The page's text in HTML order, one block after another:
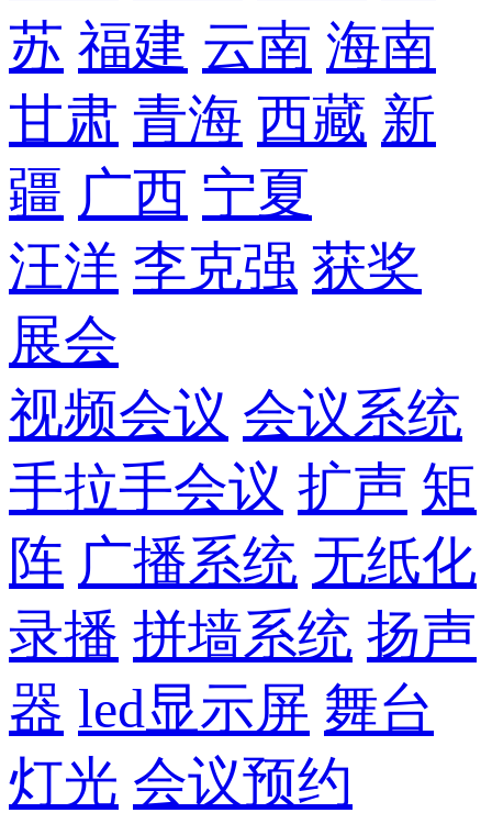
苏 福建 云南 海南
甘肃 青海 西藏 新
疆 广西 宁夏
汪洋 李克强 获奖
展会
视频会议 会议系统
手拉手会议 扩声 矩
阵 广播系统 无纸化
录播 拼墙系统 扬声
器 led显示屏 舞台
灯光 会议预约